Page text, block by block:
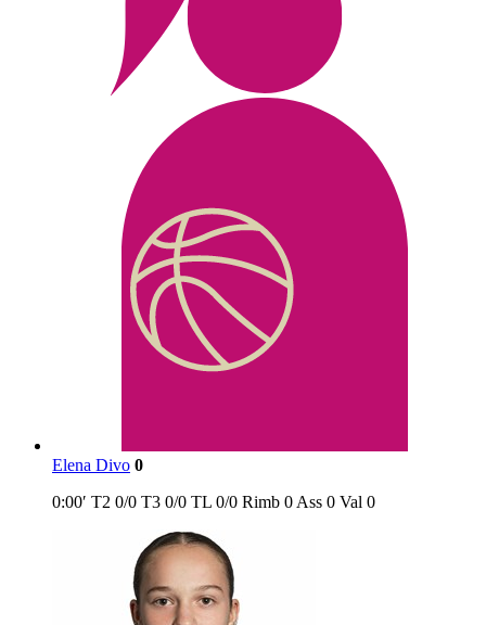
Elena Divo 0
0:00′ T2 0/0 T3 0/0 TL 0/0 Rimb 0 Ass 0 Val 0